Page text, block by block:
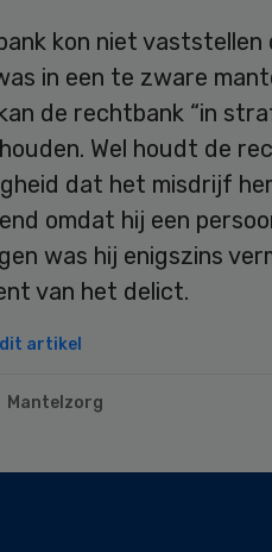
kon niet
in een te zware
de rechtbank “in
Wel houdt de
dat het misdrijf
omdat hij een
was hij enigszins
van het delict.
artikel
Mantelzorg